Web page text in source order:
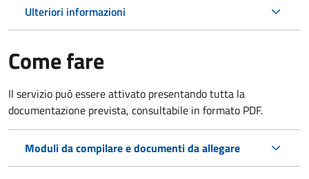
Ulteriori informazioni
Come fare
Il servizio può essere attivato presentando tutta la
documentazione prevista, consultabile in formato PDF.
Moduli da compilare e documenti da allegare